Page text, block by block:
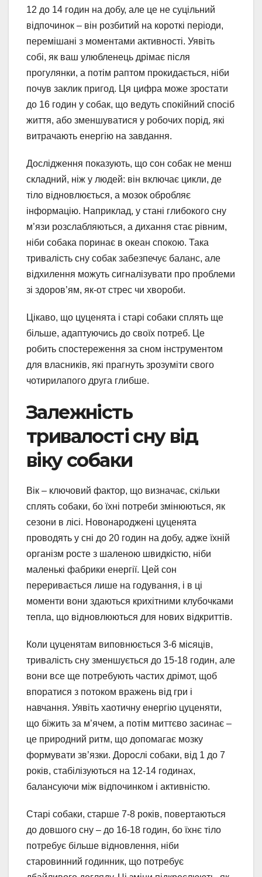
12 до 14 годин на добу, але це не суцільний
відпочинок – він розбитий на короткі періоди,
перемішані з моментами активності. Уявіть
собі, як ваш улюбленець дрімає після
прогулянки, а потім раптом прокидається, ніби
почув заклик пригод. Ця цифра може зростати
до 16 годин у собак, що ведуть спокійний спосіб
життя, або зменшуватися у робочих порід, які
витрачають енергію на завдання.
Дослідження показують, що сон собак не менш
складний, ніж у людей: він включає цикли, де
тіло відновлюється, а мозок обробляє
інформацію. Наприклад, у стані глибокого сну
м’язи розслабляються, а дихання стає рівним,
ніби собака поринає в океан спокою. Така
тривалість сну собак забезпечує баланс, але
відхилення можуть сигналізувати про проблеми
зі здоров’ям, як-от стрес чи хвороби.
Цікаво, що цуценята і старі собаки сплять ще
більше, адаптуючись до своїх потреб. Це
робить спостереження за сном інструментом
для власників, які прагнуть зрозуміти свого
чотирилапого друга глибше.
Залежність
тривалості сну від
віку собаки
Вік – ключовий фактор, що визначає, скільки
сплять собаки, бо їхні потреби змінюються, як
сезони в лісі. Новонароджені цуценята
проводять у сні до 20 годин на добу, адже їхній
організм росте з шаленою швидкістю, ніби
маленькі фабрики енергії. Цей сон
переривається лише на годування, і в ці
моменти вони здаються крихітними клубочками
тепла, що відновлюються для нових відкриттів.
Коли цуценятам виповнюється 3-6 місяців,
тривалість сну зменшується до 15-18 годин, але
вони все ще потребують частих дрімот, щоб
впоратися з потоком вражень від гри і
навчання. Уявіть хаотичну енергію цуценяти,
що біжить за м’ячем, а потім миттєво засинає –
це природний ритм, що допомагає мозку
формувати зв’язки. Дорослі собаки, від 1 до 7
років, стабілізуються на 12-14 годинах,
балансуючи між відпочинком і активністю.
Старі собаки, старше 7-8 років, повертаються
до довшого сну – до 16-18 годин, бо їхнє тіло
потребує більше відновлення, ніби
старовинний годинник, що потребує